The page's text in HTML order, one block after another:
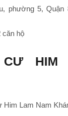
phường 5, Quận
căn hộ
HIM